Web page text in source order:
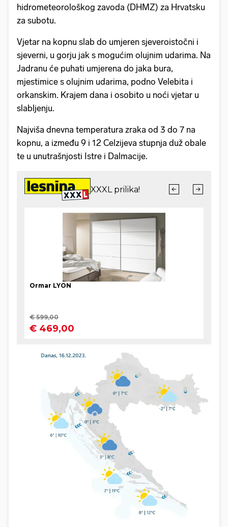
hidrometeorološkog zavoda (DHMZ) za Hrvatsku
za subotu.
Vjetar na kopnu slab do umjeren sjeveroistočni i
sjeverni, u gorju jak s mogućim olujnim udarima. Na
Jadranu će puhati umjerena do jaka bura,
mjestimice s olujnim udarima, podno Velebita i
orkanskim. Krajem dana i osobito u noći vjetar u
slabljenju.
Najviša dnevna temperatura zraka od 3 do 7 na
kopnu, a između 9 i 12 Celzijeva stupnja duž obale
te u unutrašnjosti Istre i Dalmacije.